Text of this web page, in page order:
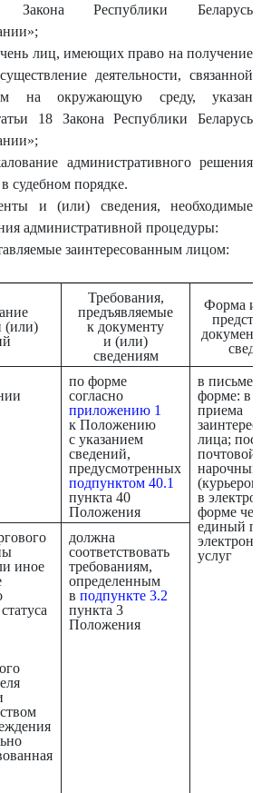
Республики Беларусь
лиц, имеющих право на получение
деятельности, связанной
на окружающую среду, указан
18 Закона Республики Беларусь
административного решения
судебном порядке.
и (или) сведения, необходимые
административной процедуры:
заинтересованным лицом:
(или)
Требования,
предъявляемые
к документу
и (или)
сведениям
Форма и
по форме
согласно
приложению 1
к Положению
с указанием
сведений,
предусмотренных
подпунктом 40.1
пункта 40
Положения
в
форме: в
приема
лица;
почтовой
нарочным
(курьером);
в
форме
единый
услуг
иное
должна
соответствовать
требованиям,
определенным
вподпункте 3.2
пункта 3
Положения